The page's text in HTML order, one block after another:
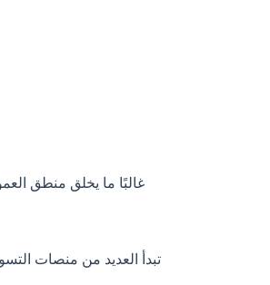
غالبًا ما يخلق منطق
تبدأ العديد من منصات